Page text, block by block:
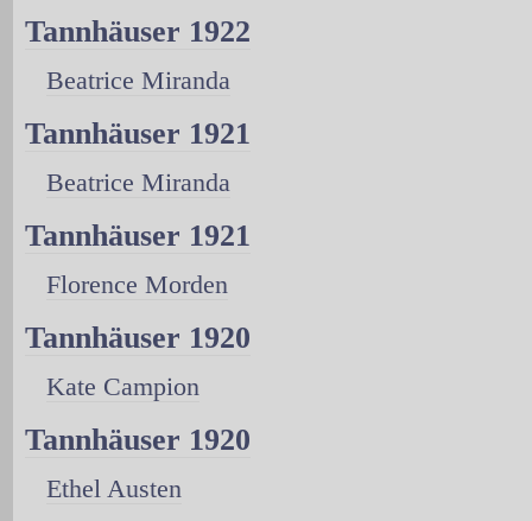
Tannhäuser 1922
Beatrice Miranda
Tannhäuser 1921
Beatrice Miranda
Tannhäuser 1921
Florence Morden
Tannhäuser 1920
Kate Campion
Tannhäuser 1920
Ethel Austen